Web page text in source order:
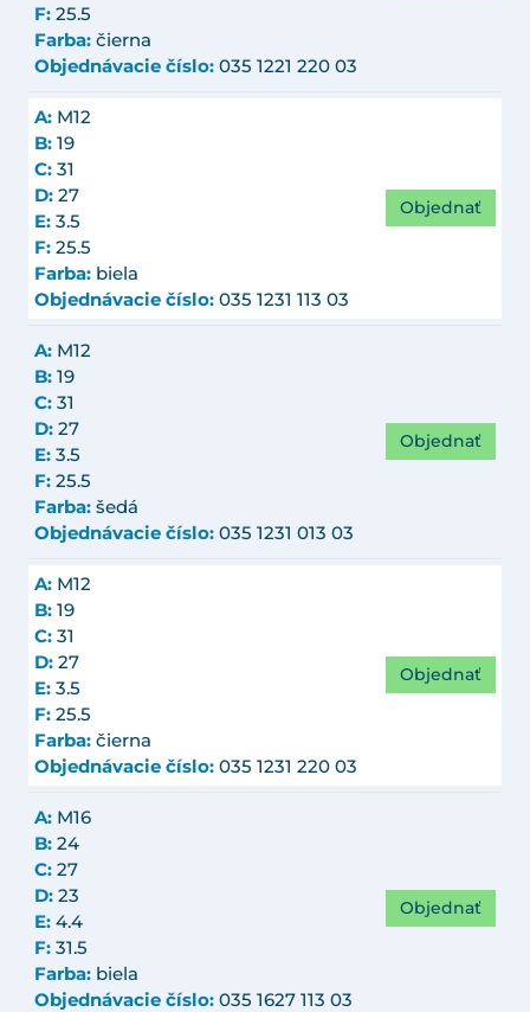
F: 25.5
Farba: čierna
Objednávacie číslo: 035 1221 220 03
A: M12
B: 19
C: 31
D: 27
E: 3.5
F: 25.5
Farba: biela
Objednávacie číslo: 035 1231 113 03
Objednať
A: M12
B: 19
C: 31
D: 27
E: 3.5
F: 25.5
Farba: šedá
Objednávacie číslo: 035 1231 013 03
Objednať
A: M12
B: 19
C: 31
D: 27
E: 3.5
F: 25.5
Farba: čierna
Objednávacie číslo: 035 1231 220 03
Objednať
A: M16
B: 24
C: 27
D: 23
E: 4.4
F: 31.5
Farba: biela
Objednávacie číslo: 035 1627 113 03
Objednať